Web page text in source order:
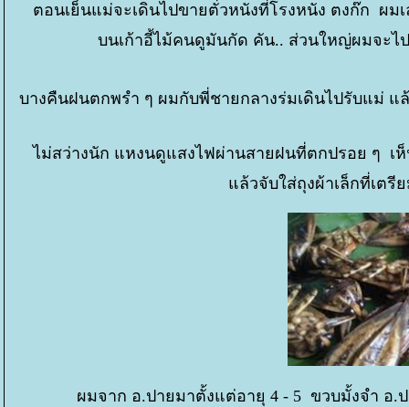
ตอนเย็นแม่จะเดินไปขายตั๋วหนังที่โรงหนัง ตงก๊ก ผม
บนเก้าอี้ไม้คนดูมันกัด คัน.. ส่วนใหญ่ผมจะ
บางคืนฝนตกพรำ ๆ ผมกับพี่ชายกลางร่มเดินไปรับแม่
ไม่สว่างนัก แหงนดูแสงไฟผ่านสายฝนที่ตกปรอย ๆ
ล้วจับใส่ถุงผ้าเล็กที่เตรี
ผมจาก อ.ปายมาตั้งแต่อายุ 4 - 5 ขวบมั้งจำ อ.